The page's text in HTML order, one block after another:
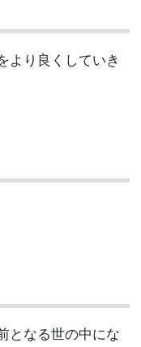
より良くしていき
となる世の中にな